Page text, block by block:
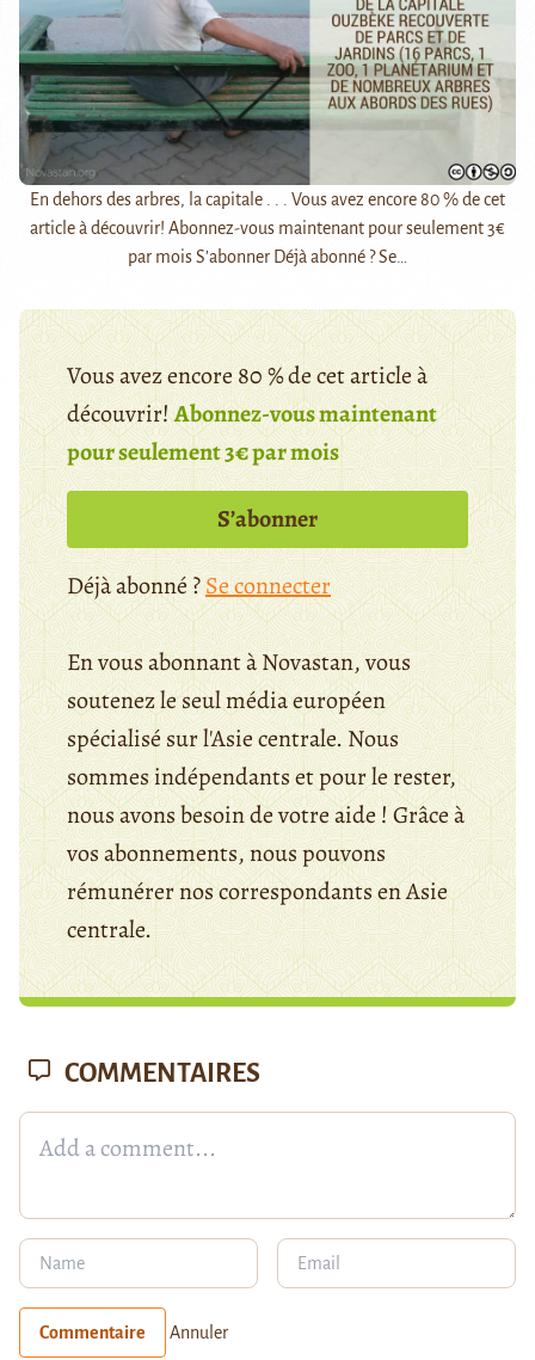
En dehors des arbres, la capitale . . . Vous avez encore 80 % de cet
article à découvrir! Abonnez-vous maintenant pour seulement 3€
par mois S’abonner Déjà abonné ? Se…
Vous avez encore 80 % de cet article à
découvrir!Abonnez-vous maintenant
pour seulement 3€ par mois
S’abonner
Déjà abonné ?Se connecter
En vous abonnant à Novastan, vous
soutenez le seul média européen
spécialisé sur l'Asie centrale. Nous
sommes indépendants et pour le rester,
nous avons besoin de votre aide ! Grâce à
vos abonnements, nous pouvons
rémunérer nos correspondants en Asie
centrale.
COMMENTAIRES
Commentaire Annuler